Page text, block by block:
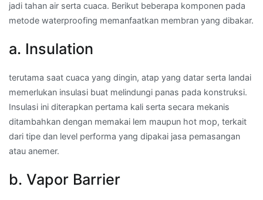
jadi tahan air serta cuaca. Berikut beberapa komponen pada
metode waterproofing memanfaatkan membran yang dibakar.
a. Insulation
terutama saat cuaca yang dingin, atap yang datar serta landai
memerlukan insulasi buat melindungi panas pada konstruksi.
Insulasi ini diterapkan pertama kali serta secara mekanis
ditambahkan dengan memakai lem maupun hot mop, terkait
dari tipe dan level performa yang dipakai jasa pemasangan
atau anemer.
b. Vapor Barrier